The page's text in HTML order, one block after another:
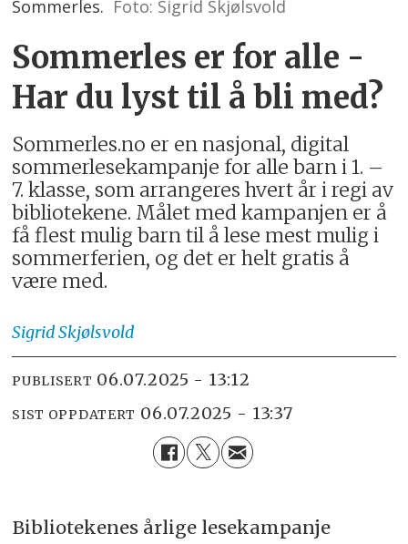
Sommerles. Foto: Sigrid Skjølsvold
Sommerles er for alle -
Har du lyst til å bli med?
Sommerles.no er en nasjonal, digital
sommerlesekampanje for alle barn i 1. –
7. klasse, som arrangeres hvert år i regi av
bibliotekene. Målet med kampanjen er å
få flest mulig barn til å lese mest mulig i
sommerferien, og det er helt gratis å
være med.
SigridSkjølsvold
PUBLISERT 06.07.2025 - 13:12
SIST OPPDATERT 06.07.2025 - 13:37
Bibliotekenes årlige lesekampanje